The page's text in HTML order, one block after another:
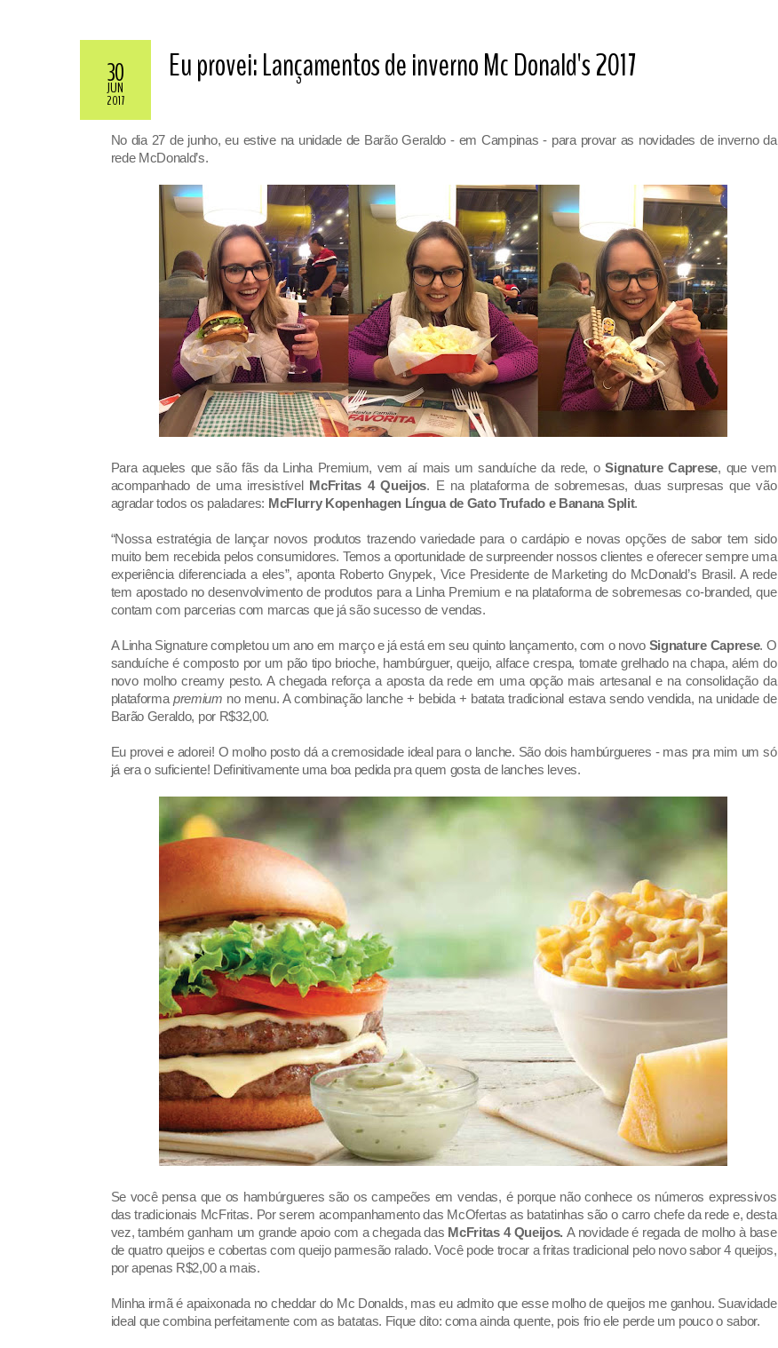
30
JUN
2017
Eu provei: Lançamentos de inverno Mc Donald's 2017
No dia 27 de junho, eu estive na unidade de Barão Geraldo - em Campinas - para provar as novidades de inverno da
rede McDonald’s.
Para aqueles que são fãs da Linha Premium, vem aí mais um sanduíche da rede, oSignature Caprese, que vem
acompanhado de uma irresistível McFritas 4 Queijos. E na plataforma de sobremesas, duas surpresas que vão
agradar todos os paladares: McFlurry Kopenhagen Língua de Gato Trufado e Banana Split.
“Nossa estratégia de lançar novos produtos trazendo variedade para o cardápio e novas opções de sabor tem sido
muito bem recebida pelos consumidores. Temos a oportunidade de surpreender nossos clientes e oferecer sempre uma
experiência diferenciada a eles”, aponta Roberto Gnypek, Vice Presidente de Marketing do McDonald’s Brasil. A rede
tem apostado no desenvolvimento de produtos para a Linha Premium e na plataforma de sobremesas co-branded, que
contam com parcerias com marcas que já são sucesso de vendas.
A Linha Signature completou um ano em março e já está em seu quinto lançamento, com o novo Signature Caprese. O
sanduíche é composto por um pão tipo brioche, hambúrguer, queijo, alface crespa, tomate grelhado na chapa, além do
novo molho creamy pesto. A chegada reforça a aposta da rede em uma opção mais artesanal e na consolidação da
plataforma premium no menu. A combinação lanche + bebida + batata tradicional estava sendo vendida, na unidade de
Barão Geraldo, por R$32,00.
Eu provei e adorei! O molho posto dá a cremosidade ideal para o lanche. São dois hambúrgueres - mas pra mim um só
já era o suficiente! Definitivamente uma boa pedida pra quem gosta de lanches leves.
Se você pensa que os hambúrgueres são os campeões em vendas, é porque não conhece os números expressivos
das tradicionais McFritas. Por serem acompanhamento das McOfertas as batatinhas são o carro chefe da rede e, desta
vez, também ganham um grande apoio com a chegada das McFritas 4 Queijos.A novidade é regada de molho à base
de quatro queijos e cobertas com queijo parmesão ralado. Você pode trocar a fritas tradicional pelo novo sabor 4 queijos,
por apenas R$2,00 a mais.
Minha irmã é apaixonada no cheddar do Mc Donalds, mas eu admito que esse molho de queijos me ganhou. Suavidade
ideal que combina perfeitamente com as batatas. Fique dito: coma ainda quente, pois frio ele perde um pouco o sabor.